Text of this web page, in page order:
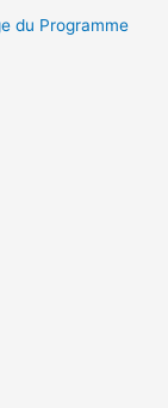
du Programme